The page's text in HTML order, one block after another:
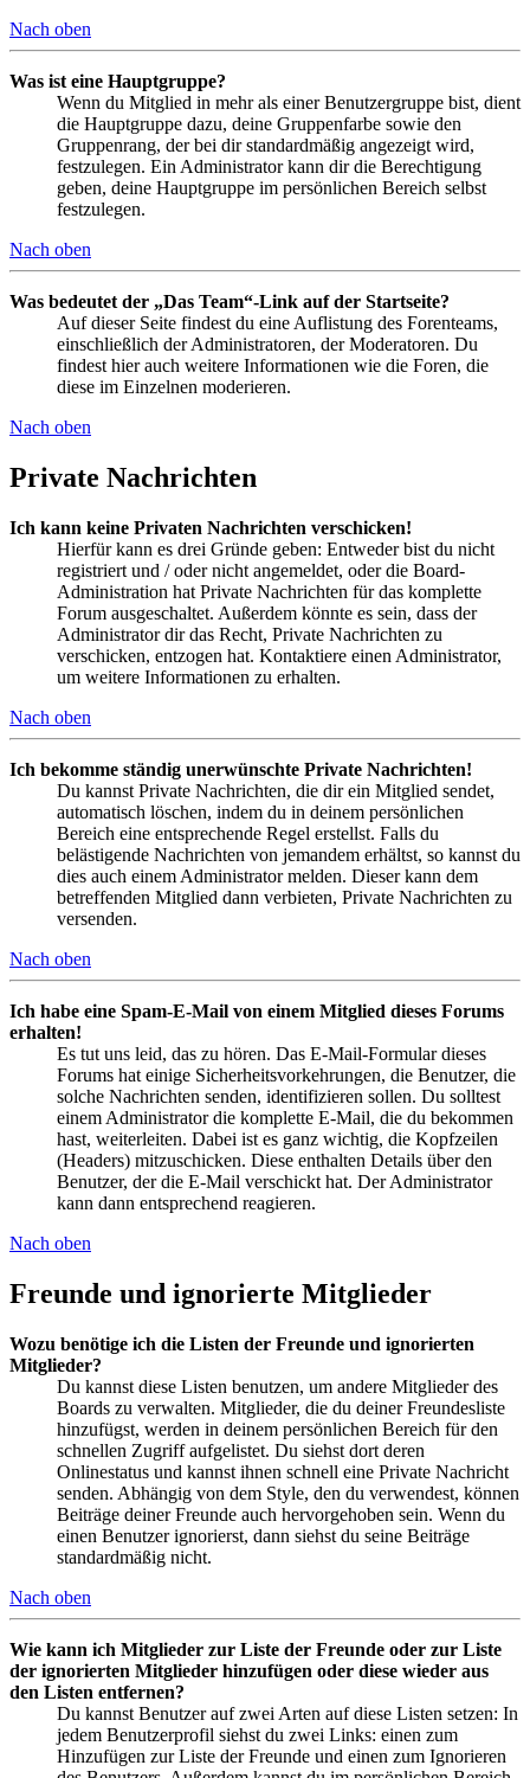
Nach oben
Was ist eine Hauptgruppe?
Wenn du Mitglied in mehr als einer Benutzergruppe bist, dient
die Hauptgruppe dazu, deine Gruppenfarbe sowie den
Gruppenrang, der bei dir standardmäßig angezeigt wird,
festzulegen. Ein Administrator kann dir die Berechtigung
geben, deine Hauptgruppe im persönlichen Bereich selbst
festzulegen.
Nach oben
Was bedeutet der „Das Team“-Link auf der Startseite?
Auf dieser Seite findest du eine Auflistung des Forenteams,
einschließlich der Administratoren, der Moderatoren. Du
findest hier auch weitere Informationen wie die Foren, die
diese im Einzelnen moderieren.
Nach oben
Private Nachrichten
Ich kann keine Privaten Nachrichten verschicken!
Hierfür kann es drei Gründe geben: Entweder bist du nicht
registriert und / oder nicht angemeldet, oder die Board-
Administration hat Private Nachrichten für das komplette
Forum ausgeschaltet. Außerdem könnte es sein, dass der
Administrator dir das Recht, Private Nachrichten zu
verschicken, entzogen hat. Kontaktiere einen Administrator,
um weitere Informationen zu erhalten.
Nach oben
Ich bekomme ständig unerwünschte Private Nachrichten!
Du kannst Private Nachrichten, die dir ein Mitglied sendet,
automatisch löschen, indem du in deinem persönlichen
Bereich eine entsprechende Regel erstellst. Falls du
belästigende Nachrichten von jemandem erhältst, so kannst du
dies auch einem Administrator melden. Dieser kann dem
betreffenden Mitglied dann verbieten, Private Nachrichten zu
versenden.
Nach oben
Ich habe eine Spam-E-Mail von einem Mitglied dieses Forums
erhalten!
Es tut uns leid, das zu hören. Das E-Mail-Formular dieses
Forums hat einige Sicherheitsvorkehrungen, die Benutzer, die
solche Nachrichten senden, identifizieren sollen. Du solltest
einem Administrator die komplette E-Mail, die du bekommen
hast, weiterleiten. Dabei ist es ganz wichtig, die Kopfzeilen
(Headers) mitzuschicken. Diese enthalten Details über den
Benutzer, der die E-Mail verschickt hat. Der Administrator
kann dann entsprechend reagieren.
Nach oben
Freunde und ignorierte Mitglieder
Wozu benötige ich die Listen der Freunde und ignorierten
Mitglieder?
Du kannst diese Listen benutzen, um andere Mitglieder des
Boards zu verwalten. Mitglieder, die du deiner Freundesliste
hinzufügst, werden in deinem persönlichen Bereich für den
schnellen Zugriff aufgelistet. Du siehst dort deren
Onlinestatus und kannst ihnen schnell eine Private Nachricht
senden. Abhängig von dem Style, den du verwendest, können
Beiträge deiner Freunde auch hervorgehoben sein. Wenn du
einen Benutzer ignorierst, dann siehst du seine Beiträge
standardmäßig nicht.
Nach oben
Wie kann ich Mitglieder zur Liste der Freunde oder zur Liste
der ignorierten Mitglieder hinzufügen oder diese wieder aus
den Listen entfernen?
Du kannst Benutzer auf zwei Arten auf diese Listen setzen: In
jedem Benutzerprofil siehst du zwei Links: einen zum
Hinzufügen zur Liste der Freunde und einen zum Ignorieren